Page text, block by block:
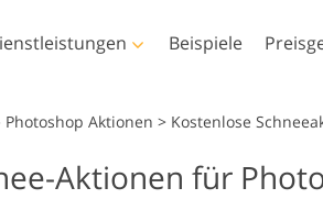
Beispiele
Photoshop
Photoshop-Aktionen
Alle
Photoshop Aktionen > Kostenlose
Aktionen für